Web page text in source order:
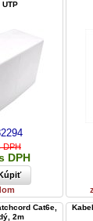
UTP
DPH
DPH
Cat6e,
2m